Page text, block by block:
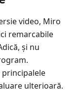
video, Miro
remarcabile
și nu
ulterioară.